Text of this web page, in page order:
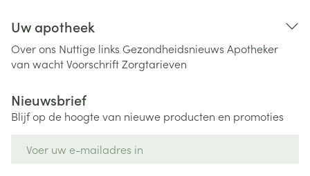
Uw apotheek
Over ons Nuttige links Gezondheidsnieuws Apotheker
van wachtVoorschriftZorgtarieven
Nieuwsbrief
Blijf op de hoogte van nieuwe producten en promoties